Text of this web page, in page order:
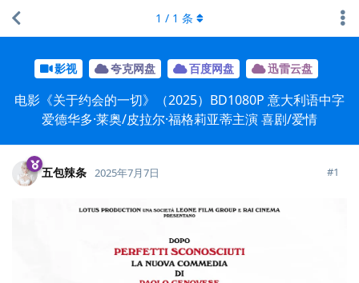
影视 夸克网盘 百度网盘 迅雷云盘
电影《关于约会的一切》（2025）BD1080P 意大利语中字
爱德华多·莱奥/皮拉尔·福格莉亚蒂主演 喜剧/爱情
1 / 1 条
五包辣条 2025年7月7日 #1